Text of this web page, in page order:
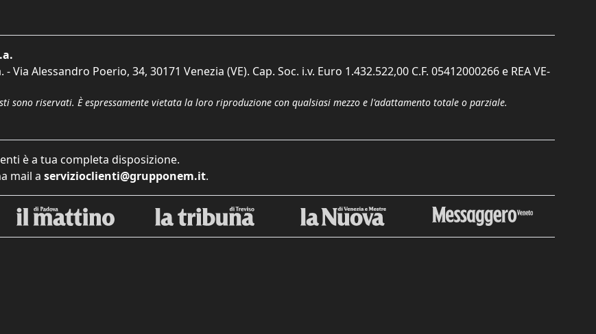
Via Alessandro Poerio, 34, 30171 Venezia (VE). Cap. Soc. i.v. Euro 1.432.522,00 C.F. 05412000266 e REA VE-
sono riservati. È espressamente vietata la loro riproduzione con qualsiasi mezzo e l'adattamento totale o parziale.
è a tua completa disposizione.
mail a servizioclienti@grupponem.it.